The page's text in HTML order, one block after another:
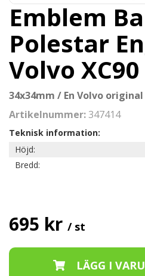
Emblem
Polestar
Volvo
34x34mm / En Volvo
Artikelnummer:347414
Teknisk information:
Höjd:
Bredd:
695 kr / st